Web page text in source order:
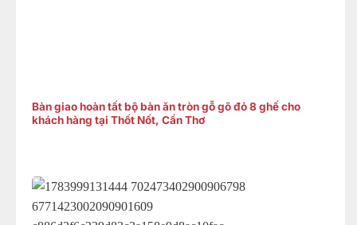
Bàn giao hoàn tất bộ bàn ăn tròn gỗ gõ đỏ 8 ghế cho
khách hàng tại Thốt Nốt, Cần Thơ